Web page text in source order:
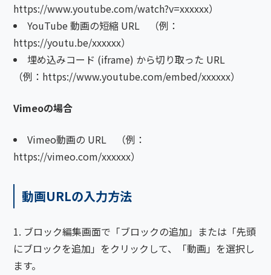
https://www.youtube.com/watch?v=xxxxxx）
YouTube 動画の短縮 URL （例：
https://youtu.be/xxxxxx）
埋め込みコード (iframe) から切り取った URL
（例：https://www.youtube.com/embed/xxxxxx）
Vimeoの場合
Vimeo動画の URL （例：
https://vimeo.com/xxxxxx）
動画URLの入力方法
ブロック編集画面で「ブロックの追加」または「先頭
にブロックを追加」をクリックして、「動画」を選択し
ます。